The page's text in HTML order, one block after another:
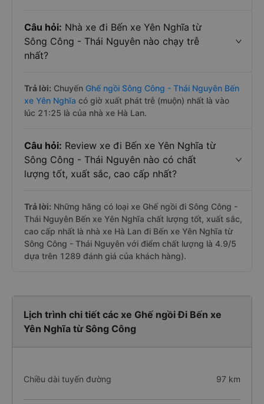
Câu hỏi: Nhà xe đi Bến xe Yên Nghĩa từ
Sông Công - Thái Nguyên nào chạy trễ
nhất?
Trả lời: Chuyến Ghế ngồi Sông Công - Thái Nguyên Bến
xe Yên Nghĩa có giờ xuất phát trễ (muộn) nhất là vào
lúc 21:25 là của nhà xe Hà Lan.
Câu hỏi: Review xe đi Bến xe Yên Nghĩa từ
Sông Công - Thái Nguyên nào có chất
lượng tốt, xuất sắc, cao cấp nhất?
Trả lời: Những hãng có loại xe Ghế ngồi đi Sông Công -
Thái Nguyên Bến xe Yên Nghĩa chất lượng tốt, xuất sắc,
cao cấp nhất là nhà xe Hà Lan đi Bến xe Yên Nghĩa từ
Sông Công - Thái Nguyên với điểm chất lượng là 4.9/5
dựa trên 1289 đánh giá của khách hàng).
Lịch trình chi tiết các xe Ghế ngồi Đi Bến xe
Yên Nghĩa từ Sông Công
Chiều dài tuyến đường 97 km